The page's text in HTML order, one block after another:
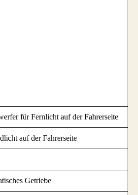
für Fernlicht auf der Fahrerseite
auf der Fahrerseite
Getriebe